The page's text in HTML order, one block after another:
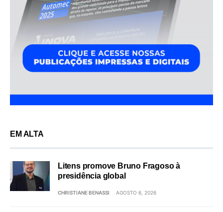
EM ALTA
Litens promove Bruno Fragoso à
presidência global
CHRISTIANE BENASSI AGOSTO 6, 2026